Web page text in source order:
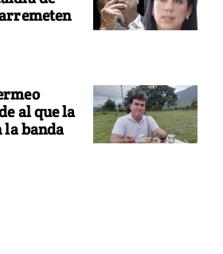
al que la
banda